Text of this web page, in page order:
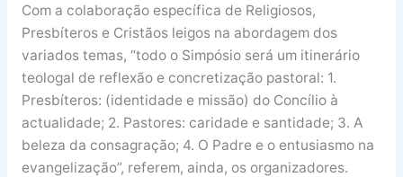
Com a colaboração específica de Religiosos,
Presbíteros e Cristãos leigos na abordagem dos
variados temas, “todo o Simpósio será um itinerário
teologal de reflexão e concretização pastoral: 1.
Presbíteros: (identidade e missão) do Concílio à
actualidade; 2. Pastores: caridade e santidade; 3. A
beleza da consagração; 4. O Padre e o entusiasmo na
evangelização”, referem, ainda, os organizadores.